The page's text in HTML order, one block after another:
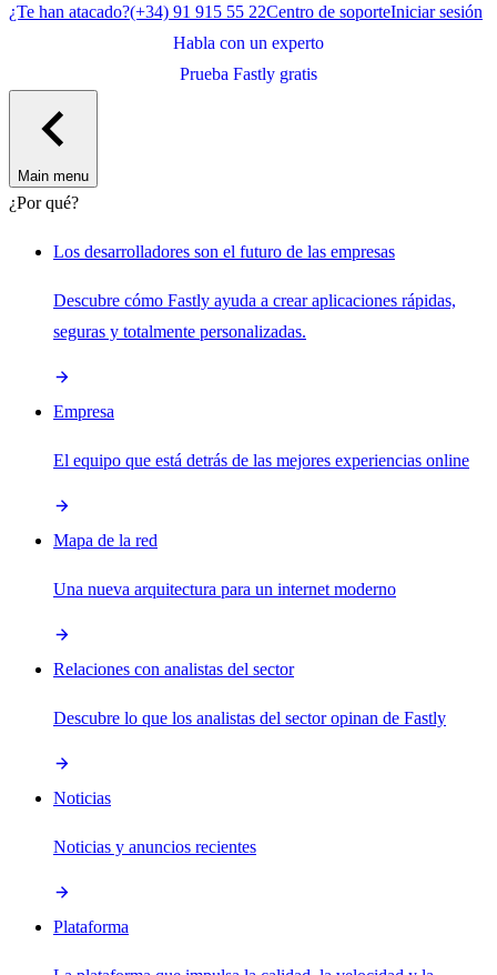
¿Te han atacado?(+34) 91 915 55 22Centro de soporteIniciar sesión
Habla con un experto
Prueba Fastly gratis
Main menu
¿Por qué?
Los desarrolladores son el futuro de las empresas
Descubre cómo Fastly ayuda a crear aplicaciones rápidas,
seguras y totalmente personalizadas.
Empresa
El equipo que está detrás de las mejores experiencias online
Mapa de la red
Una nueva arquitectura para un internet moderno
Relaciones con analistas del sector
Descubre lo que los analistas del sector opinan de Fastly
Noticias
Noticias y anuncios recientes
Plataforma